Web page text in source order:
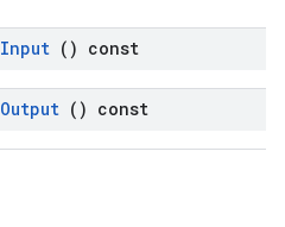
Input () const
Output () const